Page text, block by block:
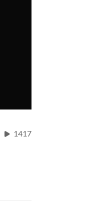
1417